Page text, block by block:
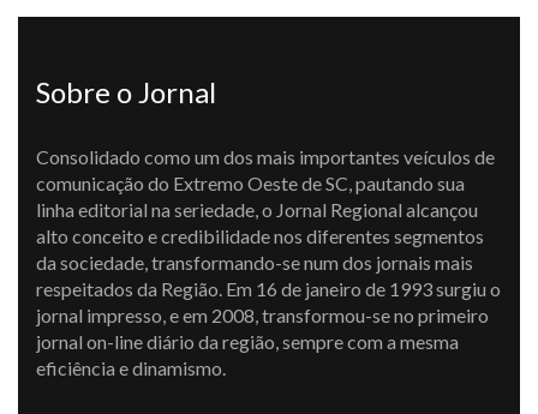
Sobre o Jornal
Consolidado como um dos mais importantes veículos de
comunicação do Extremo Oeste de SC, pautando sua
linha editorial na seriedade, o Jornal Regional alcançou
alto conceito e credibilidade nos diferentes segmentos
da sociedade, transformando-se num dos jornais mais
respeitados da Região. Em 16 de janeiro de 1993 surgiu o
jornal impresso, e em 2008, transformou-se no primeiro
jornal on-line diário da região, sempre com a mesma
eficiência e dinamismo.